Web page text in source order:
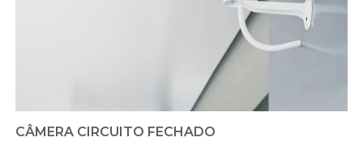
CÂMERA CIRCUITO FECHADO